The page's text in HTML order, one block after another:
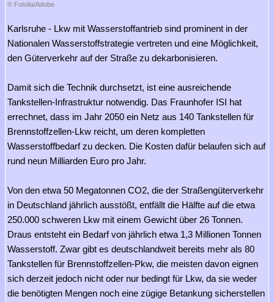
© Fotolia/Adobe
Karlsruhe - Lkw mit Wasserstoffantrieb sind prominent in der
Nationalen Wasserstoffstrategie vertreten und eine Möglichkeit,
den Güterverkehr auf der Straße zu dekarbonisieren.
Damit sich die Technik durchsetzt, ist eine ausreichende
Tankstellen-Infrastruktur notwendig. Das Fraunhofer ISI hat
errechnet, dass im Jahr 2050 ein Netz aus 140 Tankstellen für
Brennstoffzellen-Lkw reicht, um deren kompletten
Wasserstoffbedarf zu decken. Die Kosten dafür belaufen sich auf
rund neun Milliarden Euro pro Jahr.
Von den etwa 50 Megatonnen CO2, die der Straßengüterverkehr
in Deutschland jährlich ausstößt, entfällt die Hälfte auf die etwa
250.000 schweren Lkw mit einem Gewicht über 26 Tonnen.
Draus entsteht ein Bedarf von jährlich etwa 1,3 Millionen Tonnen
Wasserstoff. Zwar gibt es deutschlandweit bereits mehr als 80
Tankstellen für Brennstoffzellen-Pkw, die meisten davon eignen
sich derzeit jedoch nicht oder nur bedingt für Lkw, da sie weder
die benötigten Mengen noch eine zügige Betankung sicherstellen